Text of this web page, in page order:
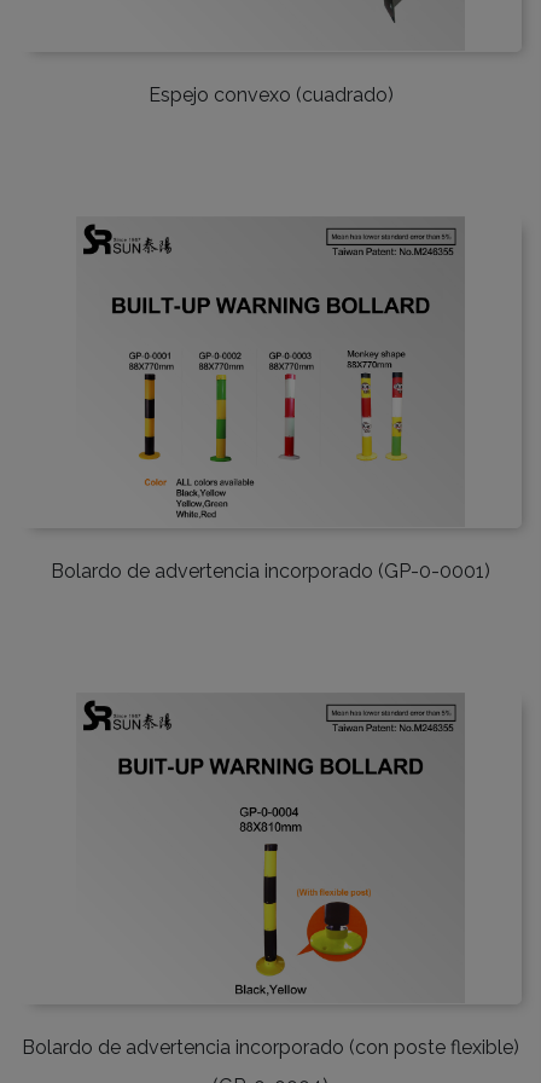
Espejo convexo (cuadrado)
Bolardo de advertencia incorporado (GP-0-0001)
Bolardo de advertencia incorporado (con poste flexible)